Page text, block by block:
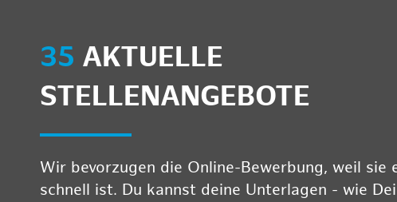
35 AKTUELLE
STELLENANGEBOTE
Wir bevorzugen die Online-Bewerbung, weil sie
schnell ist. Du kannst deine Unterlagen - wie